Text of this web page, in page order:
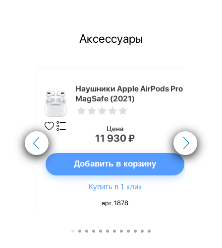
Аксессуары
Наушники Apple AirPods Pro
MagSafe (2021)
Цена
11 930 ₽
Добавить в корзину
Купить в 1 клик
арт. 1878